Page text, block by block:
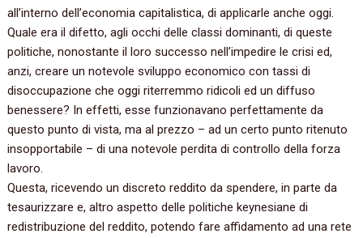
all’interno dell’economia capitalistica, di applicarle anche oggi.
Quale era il difetto, agli occhi delle classi dominanti, di queste
politiche, nonostante il loro successo nell’impedire le crisi ed,
anzi, creare un notevole sviluppo economico con tassi di
disoccupazione che oggi riterremmo ridicoli ed un diffuso
benessere? In effetti, esse funzionavano perfettamente da
questo punto di vista, ma al prezzo – ad un certo punto ritenuto
insopportabile – di una notevole perdita di controllo della forza
lavoro.
Questa, ricevendo un discreto reddito da spendere, in parte da
tesaurizzare e, altro aspetto delle politiche keynesiane di
redistribuzione del reddito, potendo fare affidamento ad una rete